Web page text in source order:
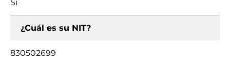
Si
¿Cuál es su NIT?
830502699